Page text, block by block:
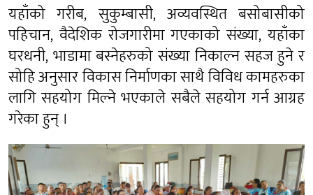
यहाँको गरीब, सुकुम्बासी, अव्यवस्थित बसोबासीको
पहिचान, वैदेशिक रोजगारीमा गएकाको संख्या, यहाँका
घरधनी, भाडामा बस्नेहरुको संख्या निकाल्न सहज हुने र
सोहि अनुसार विकास निर्माणका साथै विविध कामहरुका
लागि सहयोग मिल्ने भएकाले सबैले सहयोग गर्न आग्रह
गरेका हुन् ।